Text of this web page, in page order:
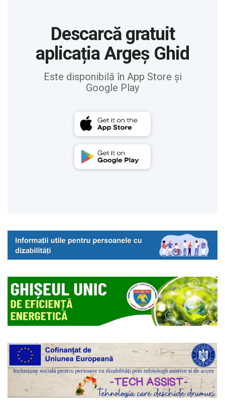
Descarcă gratuit
aplicația Argeș Ghid
Este disponibilă în App Store și
Google Play